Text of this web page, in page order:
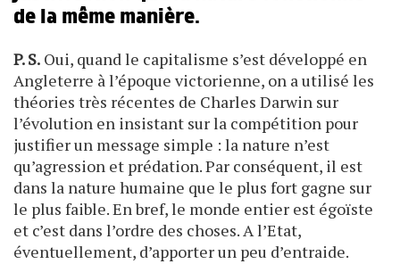
de la même manière.
P. S. Oui, quand le capitalisme s’est développé en
Angleterre à l’époque victorienne, on a utilisé les
théories très récentes de Charles Darwin sur
l’évolution en insistant sur la compétition pour
justifier un message simple : la nature n’est
qu’agression et prédation. Par conséquent, il est
dans la nature humaine que le plus fort gagne sur
le plus faible. En bref, le monde entier est égoïste
et c’est dans l’ordre des choses. A l’Etat,
éventuellement, d’apporter un peu d’entraide.